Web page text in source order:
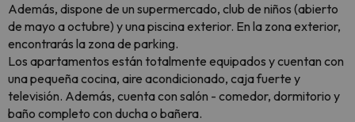
Además, dispone de un supermercado, club de niños (abierto
de mayo a octubre) y una piscina exterior. En la zona exterior,
encontrarás la zona de parking.
Los apartamentos están totalmente equipados y cuentan con
una pequeña cocina, aire acondicionado, caja fuerte y
televisión. Además, cuenta con salón - comedor, dormitorio y
baño completo con ducha o bañera.